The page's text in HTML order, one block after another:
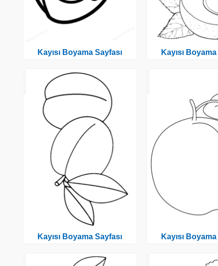
Kayısı Boyama Sayfası
Kayısı Boyama Sayfası
Kayısı
Kayısı